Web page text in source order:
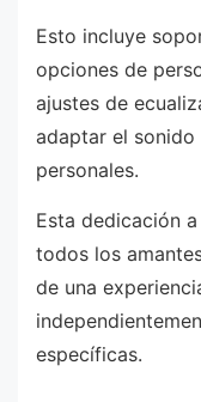
Esto incluye
opciones de
ajustes de
adaptar el sonido
personales.
Esta dedicación
todos los
de una
específicas.